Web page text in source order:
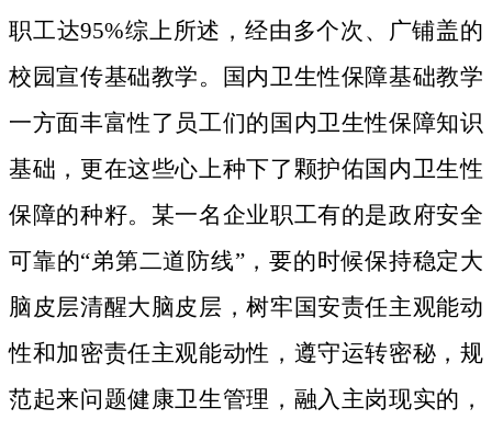
职工达95%综上所述，经由多个次、广铺盖的
校园宣传基础教学。国内卫生性保障基础教学
一方面丰富性了员工们的国内卫生性保障知识
基础，更在这些心上种下了颗护佑国内卫生性
保障的种籽。 某一名企业职工有的是政府安全
可靠的“弟第二道防线”，要的时候保持稳定大
脑皮层清醒大脑皮层，树牢国安责任主观能动
性和加密责任主观能动性，遵守运转密秘，规
范起来问题健康卫生管理，融入主岗现实的，